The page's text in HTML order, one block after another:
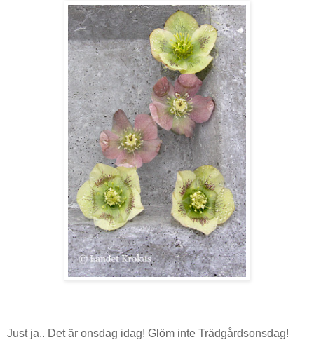
Just ja.. Det är onsdag idag! Glöm inte Trädgårdsonsdag!